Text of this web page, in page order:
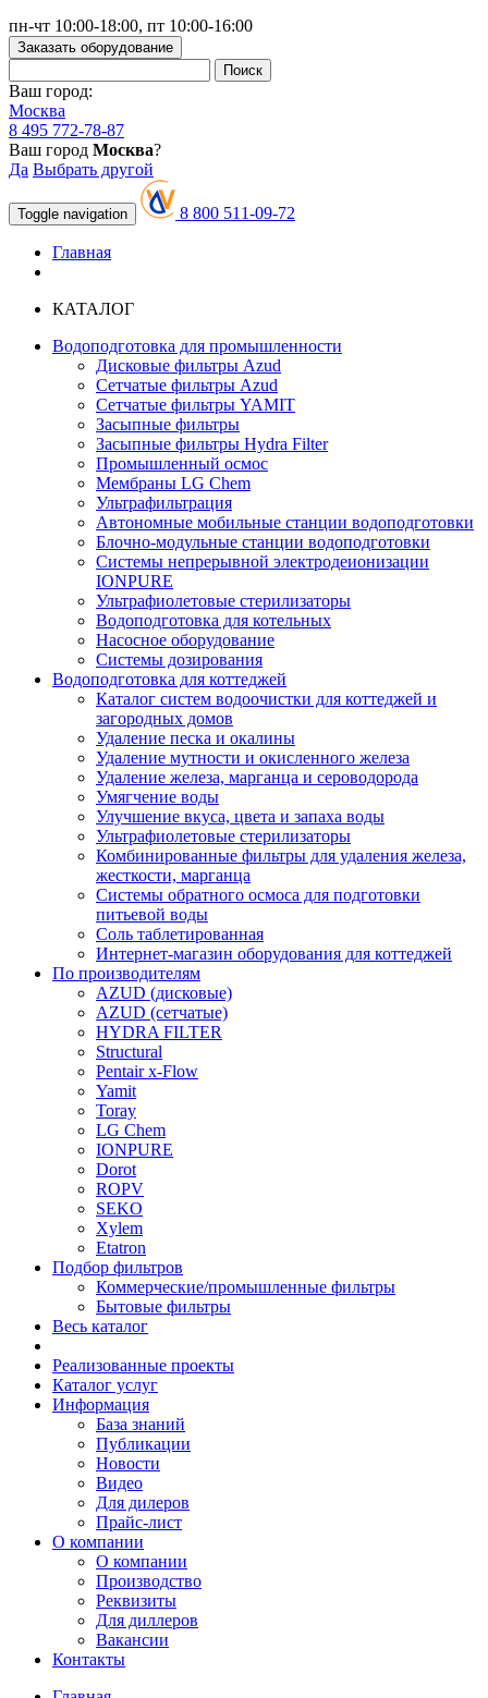
пн-чт 10:00-18:00, пт 10:00-16:00
Заказать оборудование
Ваш город:
Москва
8 495 772-78-87
Ваш город Москва?
Да Выбрать другой
Toggle navigation 8 800 511-09-72
Главная
КАТАЛОГ
Водоподготовка для промышленности
Дисковые фильтры Azud
Сетчатые фильтры Azud
Сетчатые фильтры YAMIT
Засыпные фильтры
Засыпные фильтры Hydra Filter
Промышленный осмос
Мембраны LG Chem
Ультрафильтрация
Автономные мобильные станции водоподготовки
Блочно-модульные станции водоподготовки
Системы непрерывной электродеионизации
IONPURE
Ультрафиолетовые стерилизаторы
Водоподготовка для котельных
Насосное оборудование
Системы дозирования
Водоподготовка для коттеджей
Каталог систем водоочистки для коттеджей и
загородных домов
Удаление песка и окалины
Удаление мутности и окисленного железа
Удаление железа, марганца и сероводорода
Умягчение воды
Улучшение вкуса, цвета и запаха воды
Ультрафиолетовые стерилизаторы
Комбинированные фильтры для удаления железа,
жесткости, марганца
Системы обратного осмоса для подготовки
питьевой воды
Соль таблетированная
Интернет-магазин оборудования для коттеджей
По производителям
AZUD (дисковые)
AZUD (сетчатые)
HYDRA FILTER
Structural
Pentair x-Flow
Yamit
Toray
LG Chem
IONPURE
Dorot
ROPV
SEKO
Xylem
Etatron
Подбор фильтров
Коммерческие/промышленные фильтры
Бытовые фильтры
Весь каталог
Реализованные проекты
Каталог услуг
Информация
База знаний
Публикации
Новости
Видео
Для дилеров
Прайс-лист
О компании
О компании
Производство
Реквизиты
Для диллеров
Вакансии
Контакты